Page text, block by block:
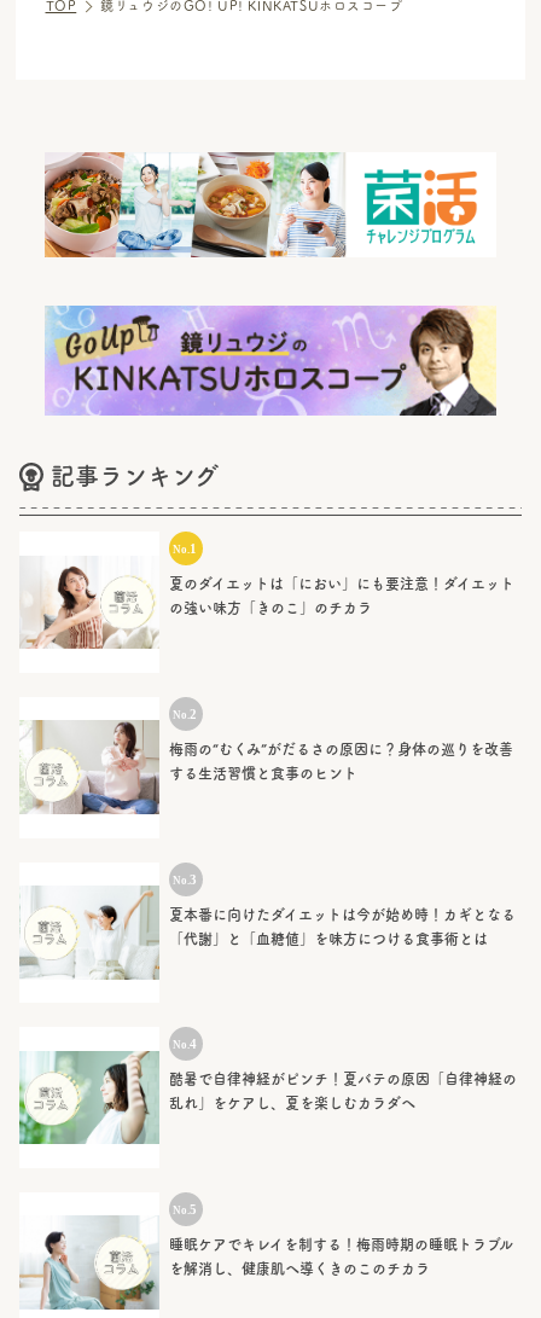
TOP 鏡リュウジのGO! UP! KINKATSUホロスコープ
記事ランキング
夏のダイエットは「におい」にも要注意！ダイエット
の強い味方「きのこ」のチカラ
梅雨の“むくみ”がだるさの原因に？身体の巡りを改善
する生活習慣と食事のヒント
夏本番に向けたダイエットは今が始め時！カギとなる
「代謝」と「血糖値」を味方につける食事術とは
酷暑で自律神経がピンチ！夏バテの原因「自律神経の
乱れ」をケアし、夏を楽しむカラダへ
睡眠ケアでキレイを制する！梅雨時期の睡眠トラブル
を解消し、健康肌へ導くきのこのチカラ